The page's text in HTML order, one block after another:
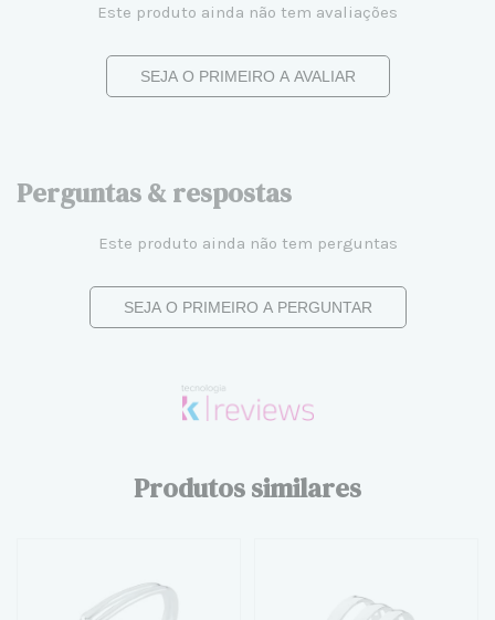
Este produto ainda não tem avaliações
SEJA O PRIMEIRO A AVALIAR
Perguntas & respostas
Este produto ainda não tem perguntas
SEJA O PRIMEIRO A PERGUNTAR
Produtos similares